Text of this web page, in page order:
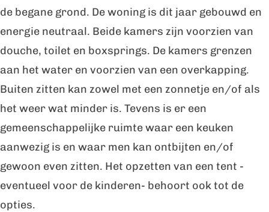
de begane grond. De woning is dit jaar gebouwd en
energie neutraal. Beide kamers zijn voorzien van
douche, toilet en boxsprings. De kamers grenzen
aan het water en voorzien van een overkapping.
Buiten zitten kan zowel met een zonnetje en/of als
het weer wat minder is. Tevens is er een
gemeenschappelijke ruimte waar een keuken
aanwezig is en waar men kan ontbijten en/of
gewoon even zitten. Het opzetten van een tent -
eventueel voor de kinderen- behoort ook tot de
opties.